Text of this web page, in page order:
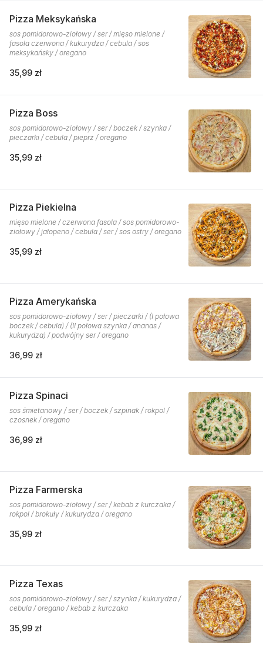
Pizza Meksykańska
sos pomidorowo-ziołowy / ser / mięso mielone /
fasola czerwona / kukurydza / cebula / sos
meksykańsky / oregano
35,99 zł
Pizza Boss
sos pomidorowo-ziołowy / ser / boczek / szynka /
pieczarki / cebula / pieprz / oregano
35,99 zł
Pizza Piekielna
mięso mielone / czerwona fasola / sos pomidorowo-
ziołowy / jałopeno / cebula / ser / sos ostry / oregano
35,99 zł
Pizza Amerykańska
sos pomidorowo-ziołowy / ser / pieczarki / (I połowa
boczek / cebula) / (II połowa szynka / ananas /
kukurydza) / podwójny ser / oregano
36,99 zł
Pizza Spinaci
sos śmietanowy / ser / boczek / szpinak / rokpol /
czosnek / oregano
36,99 zł
Pizza Farmerska
sos pomidorowo-ziołowy / ser / kebab z kurczaka /
rokpol / brokuły / kukurydza / oregano
35,99 zł
Pizza Texas
sos pomidorowo-ziołowy / ser / szynka / kukurydza /
cebula / oregano / kebab z kurczaka
35,99 zł